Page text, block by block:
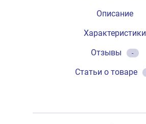
Описание
Характеристики
Отзывы
-
Статьи о товаре